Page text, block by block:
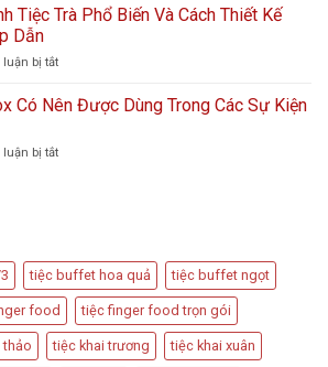
bão
Cầu
nước
Perfume
Bày
Tiệc
Đãi
Ngọt
Tiệc Trà Phổ Biến Và Cách Thiết Kế
Dẫn
bị tắtở
Loại
Trà
Kế
Bàn
Tiệc
Hấp
Dẫn
Có Nên Được Dùng Trong Các Sự Kiện
bị tắtở
Dùng
Trong
Các
Sự
Kiện
Quan
tiệc buffet hoa quả tiệc buffet ngọt
food tiệc finger food trọn gói
thảo tiệc khai trương tiệc khai xuân